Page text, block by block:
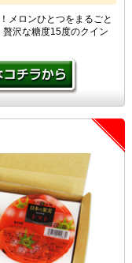
メロンひとつをまるごと
沢な糖度15度のクイン